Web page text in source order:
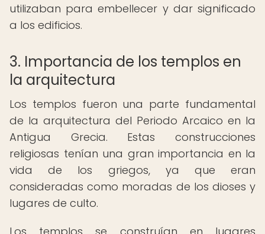
utilizaban para embellecer y dar significado
a los edificios.
3. Importancia de los templos en
la arquitectura
Los templos fueron una parte fundamental
de la arquitectura del Periodo Arcaico en la
Antigua Grecia. Estas construcciones
religiosas tenían una gran importancia en la
vida de los griegos, ya que eran
consideradas como moradas de los dioses y
lugares de culto.